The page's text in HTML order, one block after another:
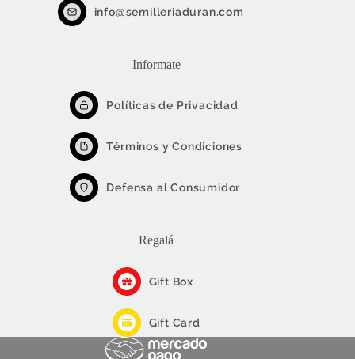
info@semilleriaduran.com
Informate
Políticas de Privacidad
Términos y Condiciones
Defensa al Consumidor
Regalá
Gift Box
Gift Card